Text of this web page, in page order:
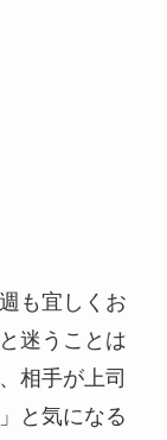
も宜しくお
迷うことは
相手が上司
と気になる